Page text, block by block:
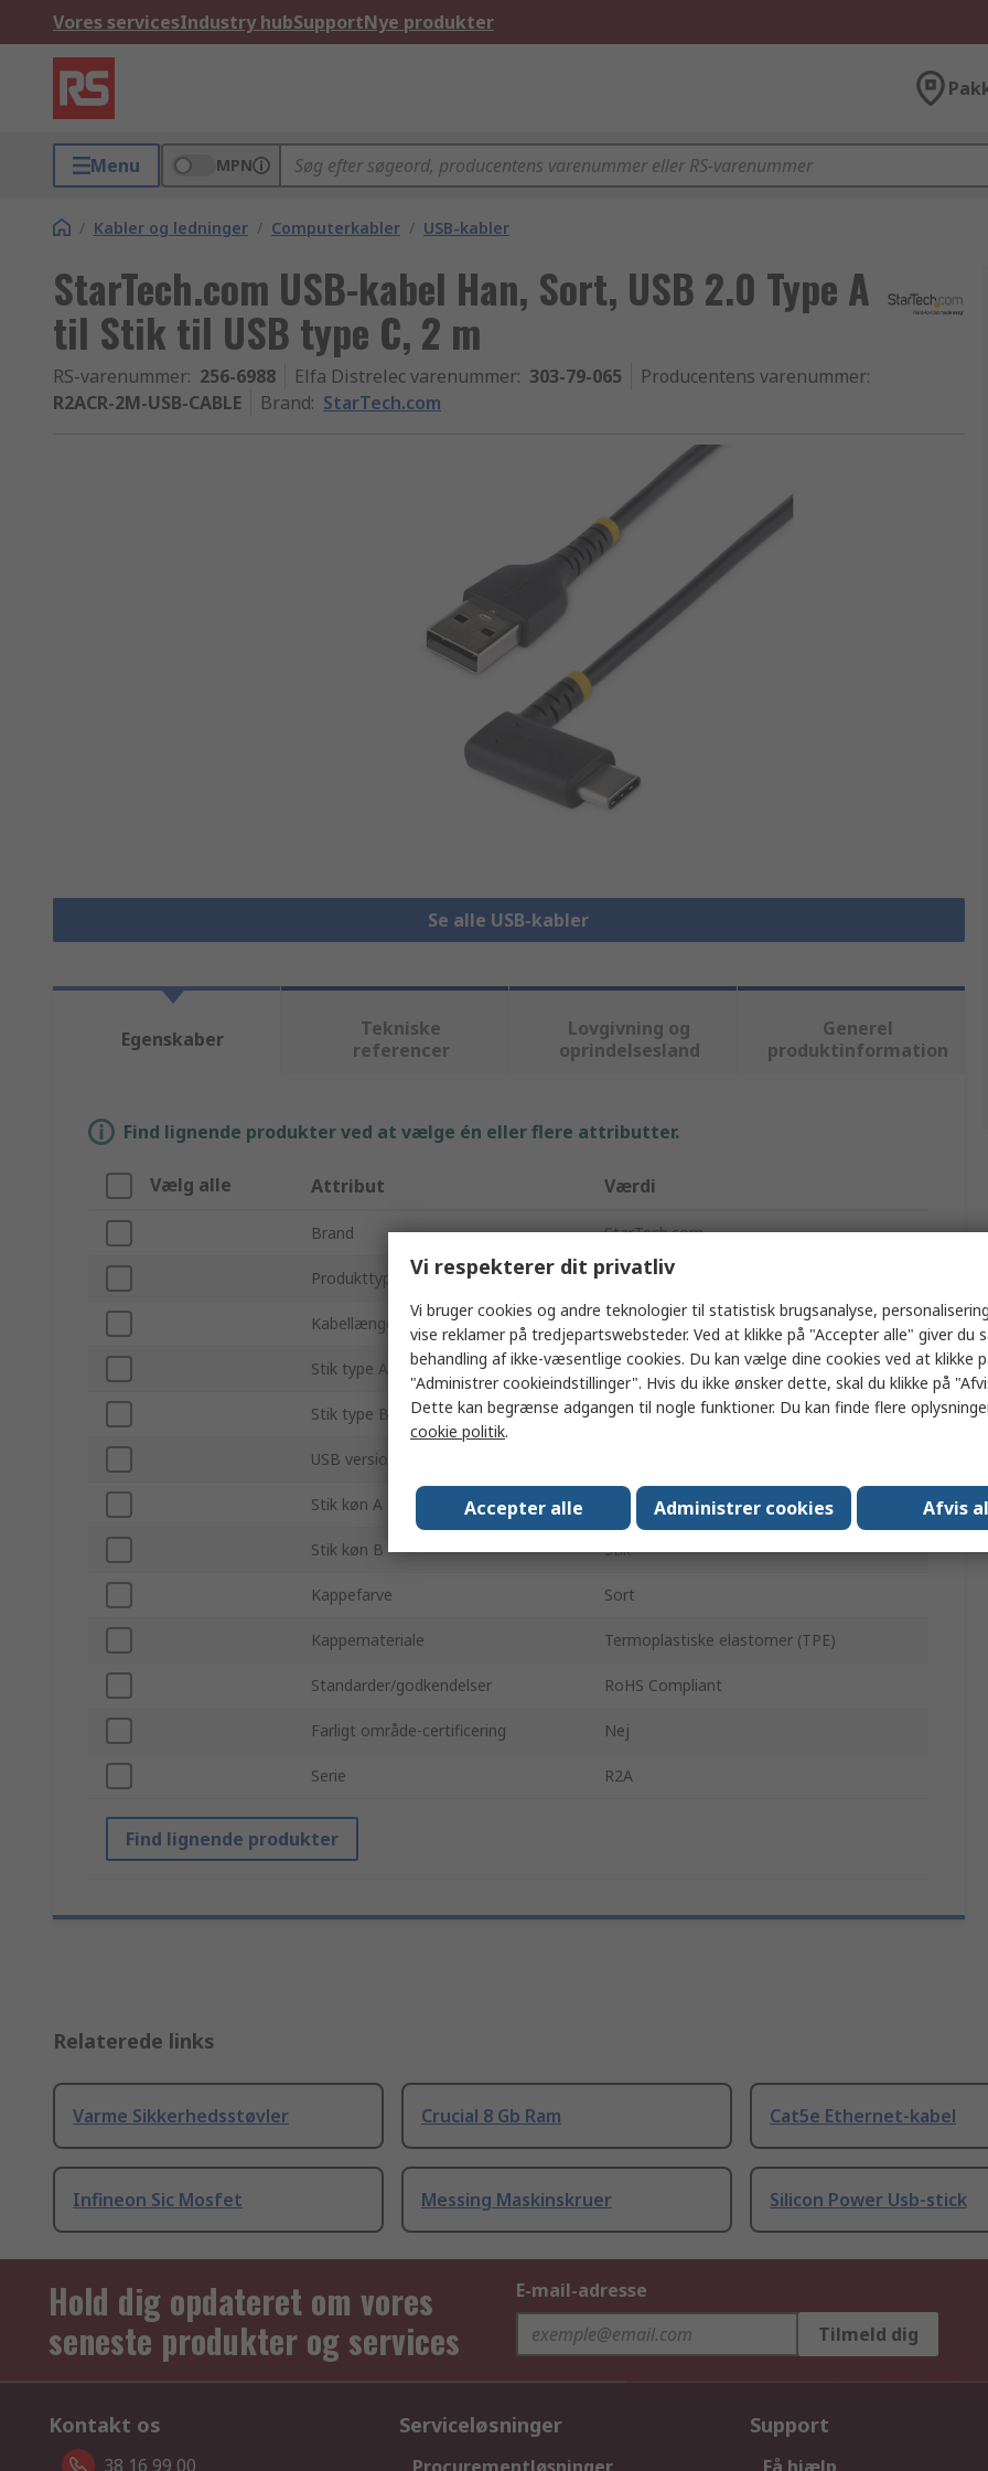
Vores servicesIndustry hubSupportNye produkter
Menu MPN
/ Kabler og ledninger / Computerkabler / USB-kabler
StarTech.com USB-kabel Han, Sort, USB 2.0 Type A
til Stik til USB type C, 2 m
RS-varenummer: 256-6988 Elfa Distrelec varenummer: 303-79-065 Producentens varenummer:
R2ACR-2M-USB-CABLE
Brand: StarTech.com
Se alle USB-kabler
Egenskaber
Tekniske
referencer
Lovgivning og
oprindelsesland
Generel
produktinformation
Find lignende produkter ved at vælge én eller flere attributter.
Vælg alle Attribut Værdi
Brand StarTech.com
Produkttype USB-kabel
Kabellængde
Stik type A USB 2.0 Type A
Stik type B USB type C
USB version
Stik køn A
Stik køn B Stik
Kappefarve Sort
Kappemateriale Termoplastiske elastomer (TPE)
Standarder/godkendelser RoHS Compliant
Farligt område-certificering Nej
Serie R2A
Find lignende produkter
Relaterede links
Varme Sikkerhedsstøvler Crucial 8 Gb Ram Cat5e Ethernet-kabel
Infineon Sic Mosfet Messing Maskinskruer Silicon Power Usb-stick
Hold dig opdateret om vores
seneste produkter og services
E-mail-adresse
Tilmeld dig
Kontakt os
38 16 99 00
Serviceløsninger Support
Vi respekterer dit privatliv
Vi bruger cookies og andre teknologier til statistisk brugsanalyse,
vise reklamer på tredjepartswebsteder. Ved at klikke på "Accepter alle" giver du
behandling af ikke-væsentlige cookies. Du kan vælge dine cookies ved at klikke
"Administrer cookieindstillinger". Hvis du ikke ønsker dette, skal du klikke på
Dette kan begrænse adgangen til nogle funktioner. Du kan finde flere
cookie politik.
Accepter alle Administrer cookies Afvis